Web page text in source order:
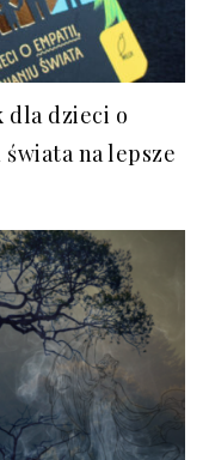
dla dzieci o
na lepsze